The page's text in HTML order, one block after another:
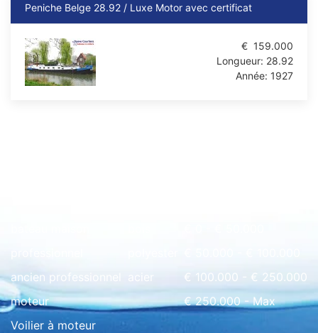
Peniche Belge 28.92 / Luxe Motor avec certificat
€ 159.000
Longueur: 28.92
Année: 1927
ancien professionnel
moteur
Voilier à moteur
acier
€ 100.000 - € 250.000
€ 250.000 - Max